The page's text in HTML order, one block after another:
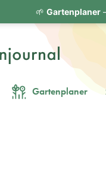
Gartenplaner
🌱 Gartenplaner